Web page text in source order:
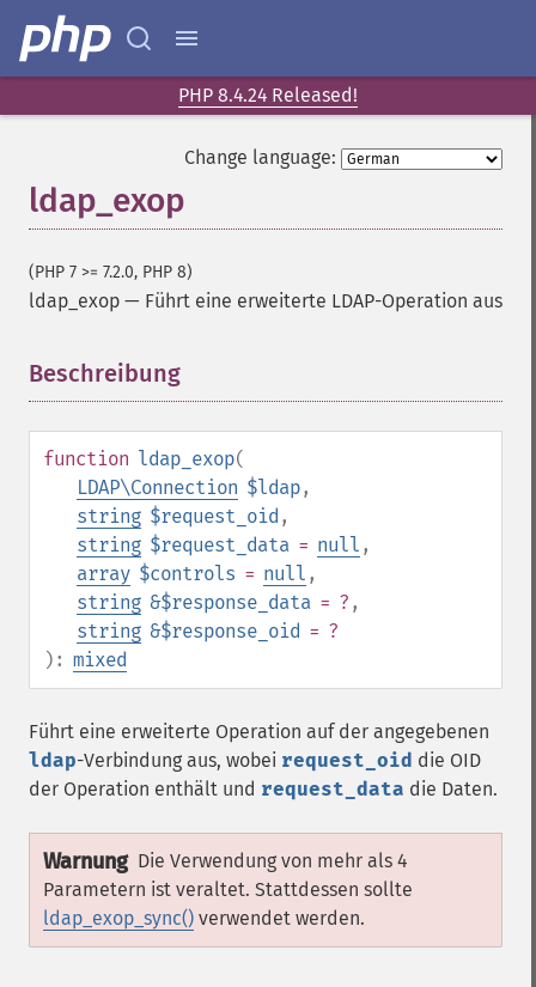
PHP 8.4.24 Released!
Change language:
ldap_exop
(PHP 7 >= 7.2.0, PHP 8)
ldap_exop — Führt eine erweiterte LDAP-Operation aus
Beschreibung
function ldap_exop(
LDAP\Connection $ldap,
string $request_oid ,
string $request_data = null ,
array $controls = null ,
string &$response_data = ? ,
string &$response_oid = ?
): mixed
Führt eine erweiterte Operation auf der angegebenen
ldap-Verbindung aus, wobei request_oid die OID
der Operation enthält und request_data die Daten.
Warnung Die Verwendung von mehr als 4
Parametern ist veraltet. Stattdessen sollte
ldap_exop_sync() verwendet werden.